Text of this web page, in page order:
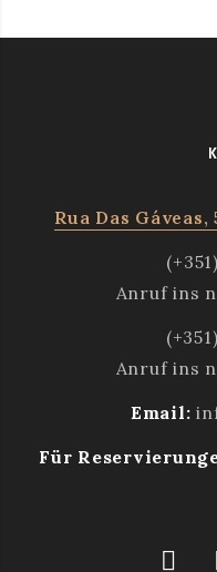
Rua Das
Anruf ins
Anruf ins
Email:
Für